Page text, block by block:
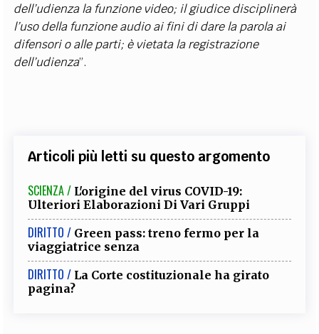
dell’udienza la funzione video; il giudice disciplinerà
l’uso della funzione audio ai fini di dare la parola ai
difensori o alle parti; è vietata la registrazione
dell’udienza”.
Articoli più letti su questo argomento
SCIENZA / L'origine del virus COVID-19:
Ulteriori Elaborazioni Di Vari Gruppi
DIRITTO / Green pass: treno fermo per la
viaggiatrice senza
DIRITTO / La Corte costituzionale ha girato
pagina?